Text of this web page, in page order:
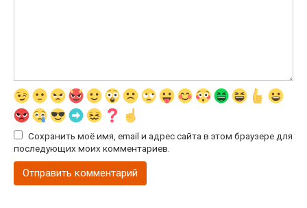
Сохранить моё имя, email и адрес сайта в этом браузере для
последующих моих комментариев.